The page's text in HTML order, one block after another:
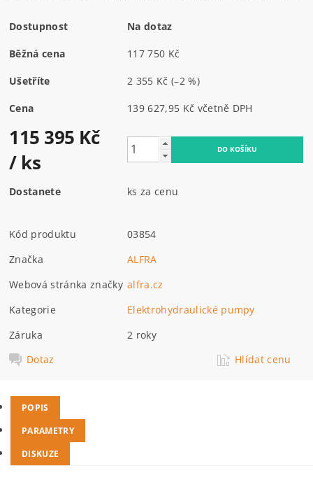
Dostupnost Na dotaz
Běžná cena 117 750 Kč
Ušetříte 2 355 Kč (–2 %)
Cena 139 627,95 Kč včetně DPH
115 395 Kč
/ ks
Dostanete ks za cenu
Kód produktu
03854
Značka
ALFRA
Webová stránka značky alfra.cz
Kategorie
Elektrohydraulické pumpy
Záruka
2 roky
Dotaz
Hlídat cenu
POPIS
PARAMETRY
DISKUZE